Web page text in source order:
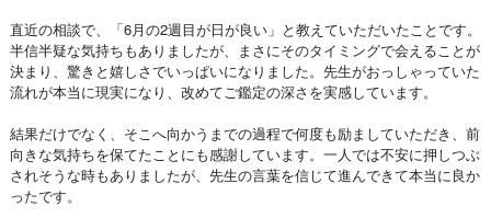
直近の相談で、「6月の2週目が日が良い」と教えていただいたことです。
半信半疑な気持ちもありましたが、まさにそのタイミングで会えることが
決まり、驚きと嬉しさでいっぱいになりました。先生がおっしゃっていた
流れが本当に現実になり、改めてご鑑定の深さを実感しています。
結果だけでなく、そこへ向かうまでの過程で何度も励ましていただき、前
向きな気持ちを保てたことにも感謝しています。一人では不安に押しつぶ
されそうな時もありましたが、先生の言葉を信じて進んできて本当に良か
ったです。